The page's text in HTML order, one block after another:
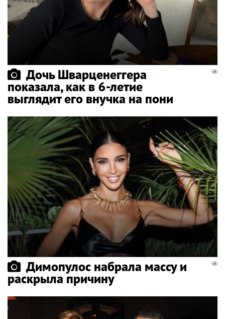
Дочь Шварценеггера
показала, как в 6-летие
выглядит его внучка на пони
Димопулос набрала массу и
раскрыла причину